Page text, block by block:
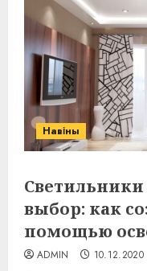
Навіны
выбор: как
помощью
ADMIN 10.12.2020